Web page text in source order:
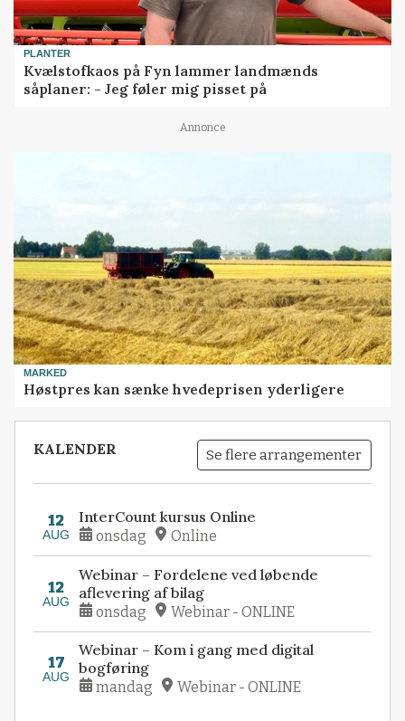
PLANTER
Kvælstofkaos på Fyn lammer landmænds
såplaner: - Jeg føler mig pisset på
Annonce
MARKED
Høstpres kan sænke hvedeprisen yderligere
KALENDER Se flere arrangementer
12
AUG
InterCount kursus Online
onsdag Online
12
AUG
Webinar – Fordelene ved løbende
aflevering af bilag
onsdag Webinar - ONLINE
17
AUG
Webinar – Kom i gang med digital
bogføring
mandag Webinar - ONLINE